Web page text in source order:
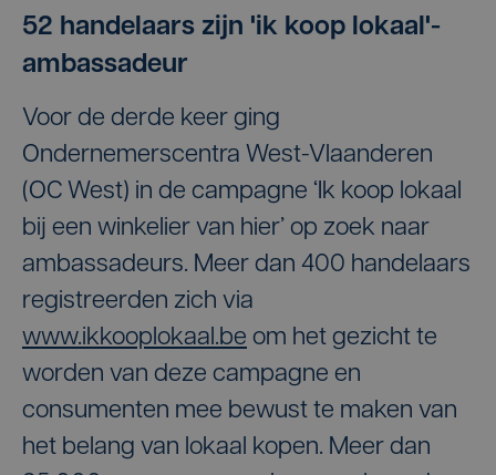
52 handelaars zijn 'ik koop lokaal'-
ambassadeur
Voor de derde keer ging
Ondernemerscentra West-Vlaanderen
(OC West) in de campagne ‘Ik koop lokaal
bij een winkelier van hier’ op zoek naar
ambassadeurs. Meer dan 400 handelaars
registreerden zich via
www.ikkooplokaal.be om het gezicht te
worden van deze campagne en
consumenten mee bewust te maken van
het belang van lokaal kopen. Meer dan